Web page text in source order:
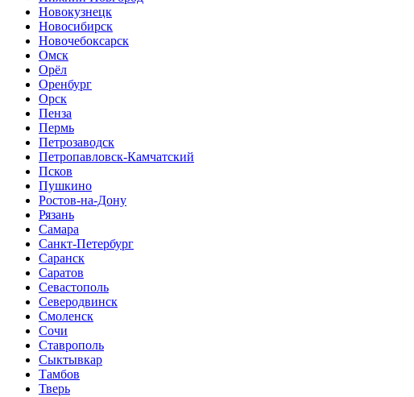
Новокузнецк
Новосибирск
Новочебоксарск
Омск
Орёл
Оренбург
Орск
Пенза
Пермь
Петрозаводск
Петропавловск-Камчатский
Псков
Пушкино
Ростов-на-Дону
Рязань
Самара
Санкт-Петербург
Саранск
Саратов
Севастополь
Северодвинск
Смоленск
Сочи
Ставрополь
Сыктывкар
Тамбов
Тверь